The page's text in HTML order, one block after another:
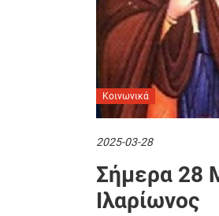
Κοινωνικά
2025-03-28
Σήμερα 28
Ιλαρίωνος